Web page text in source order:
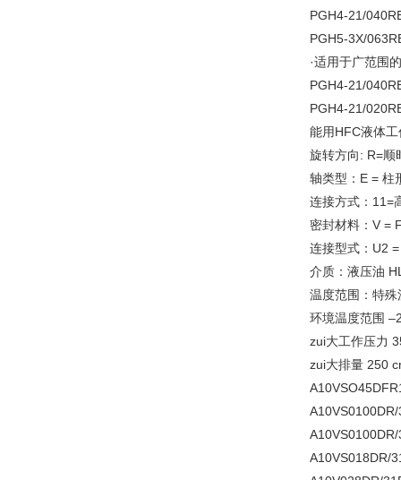
PGH4-21/
PGH5-3X/
·适用于广范围
PGH4-21/
PGH4-21/
能用HFC液体
旋转方向: R=顺
轴类型：E = 柱
连接方式：11=
密封材料：V =
连接型式：U2
介质：液压油
温度范围：特
环境温度范围
zui大工作压力
zui大排量 250
A10VS018DR/